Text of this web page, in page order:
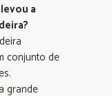
a
conjunto de
grande